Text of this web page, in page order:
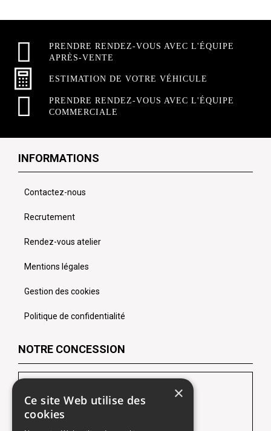
PRENDRE RENDEZ-VOUS AVEC L'ÉQUIPE
APRÈS-VENTE
ESTIMATION DE VOTRE VÉHICULE
PRENDRE RENDEZ-VOUS AVEC L'ÉQUIPE
COMMERCIALE
INFORMATIONS
Contactez-nous
Recrutement
Rendez-vous atelier
Mentions légales
Gestion des cookies
Politique de confidentialité
NOTRE CONCESSION
LES CHEVRONS SOFIDA Lens
102 Route de Lille
×
Ce site Web utilise des
cookies